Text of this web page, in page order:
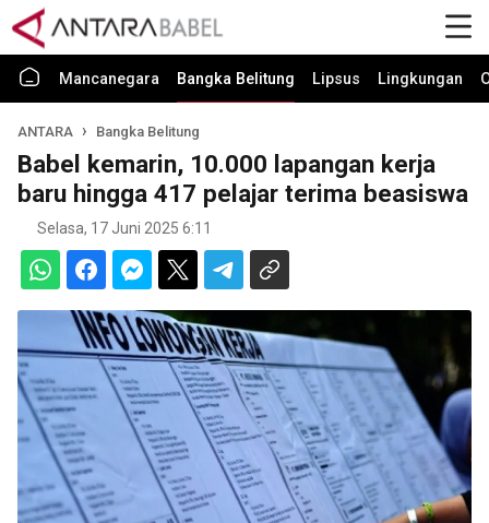
Mancanegara Bangka Belitung Lipsus Lingkungan
ANTARA Bangka Belitung
Babel kemarin, 10.000 lapangan kerja
baru hingga 417 pelajar terima beasiswa
Selasa, 17 Juni 2025 6:11